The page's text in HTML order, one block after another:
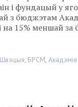
і фундацый у
з бюджэтам
на 15% меншай
Швэцыя, БРСМ, Акадэмія